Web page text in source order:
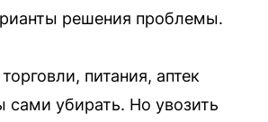
решения проблемы.
питания, аптек
сами убирать. Но увозить